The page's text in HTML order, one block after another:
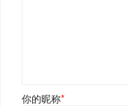
你的昵称*